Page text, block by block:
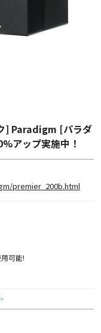
] Paradigm [パラダ
アップ実施中！
premier_200b.html
可能!